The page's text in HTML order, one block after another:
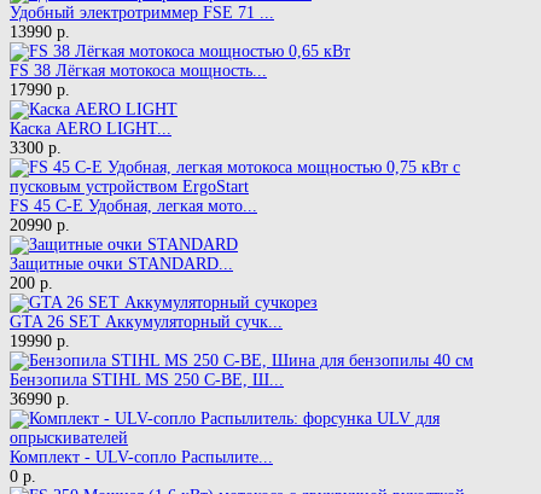
Удобный электротриммер FSE 71 ...
13990 р.
FS 38 Лёгкая мотокоса мощность...
17990 р.
Каска AERO LIGHT...
3300 р.
FS 45 C-E Удобная, легкая мото...
20990 р.
Защитные очки STANDARD...
200 р.
GTA 26 SET Аккумуляторный сучк...
19990 р.
Бензопила STIHL MS 250 C-BE, Ш...
36990 р.
Комплект - ULV-сопло Распылите...
0 р.